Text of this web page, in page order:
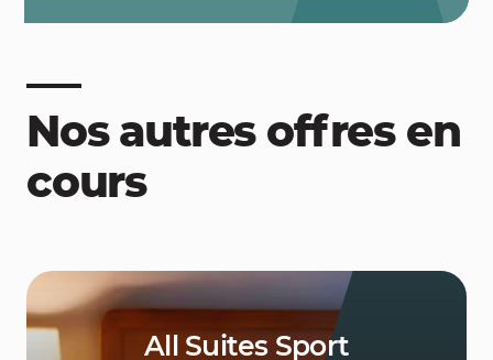
Nos autres offres en
cours
All Suites Sport